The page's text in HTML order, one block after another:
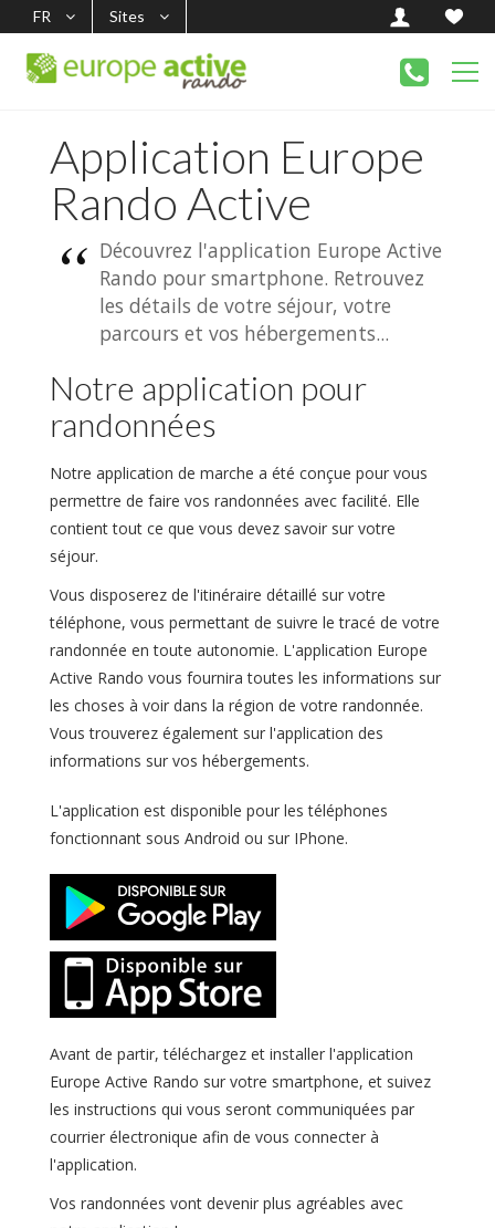
FR Sites
Application Europe
Rando Active
Découvrez l'application Europe Active
Rando pour smartphone. Retrouvez
les détails de votre séjour, votre
parcours et vos hébergements...
Notre application pour
randonnées
Notre application de marche a été conçue pour vous
permettre de faire vos randonnées avec facilité. Elle
contient tout ce que vous devez savoir sur votre
séjour.
Vous disposerez de l'itinéraire détaillé sur votre
téléphone, vous permettant de suivre le tracé de votre
randonnée en toute autonomie. L'application Europe
Active Rando vous fournira toutes les informations sur
les choses à voir dans la région de votre randonnée.
Vous trouverez également sur l'application des
informations sur vos hébergements.
L'application est disponible pour les téléphones
fonctionnant sous Android ou sur IPhone.
Avant de partir, téléchargez et installer l'application
Europe Active Rando sur votre smartphone, et suivez
les instructions qui vous seront communiquées par
courrier électronique afin de vous connecter à
l'application.
Vos randonnées vont devenir plus agréables avec